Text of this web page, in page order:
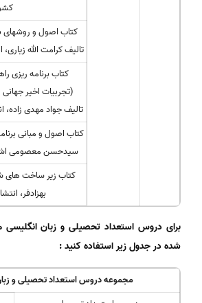
کتاب اصول و روشهای
تالیف کرامت الله
کتاب برنامه ریزی
(تجربیات اخیر جهانی
تالیف جواد مهدی زاده،
کتاب اصول و مبانی
سیدحسن معصومی
کتاب زیر ساخت های
بهزادفر،
برای دروس استعداد تحصیلی و زبان انگلیسی
شده در جدول زیر استفاده کنید :
مجموعه دروس استعداد تحصیلی و